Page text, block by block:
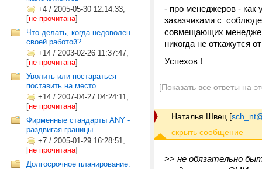
+4 / 2005-05-30 12:14:33,
[не прочитана]
Что делать, когда недоволен
своей работой?
+14 / 2003-02-26 11:37:47,
[не прочитана]
Уволить или постараться
поставить на место
+14 / 2007-04-27 04:24:11,
[не прочитана]
Фирменные стандарты ANY -
раздвигая границы
+7 / 2005-01-29 16:28:51,
[не прочитана]
Долгосрочное планирование.
- про менеджеров - как
заказчиками с
совмещающих
никогда не откажутся
Успехов !
[Показать все ответы на
Наталья Швец [
>> не обязательно